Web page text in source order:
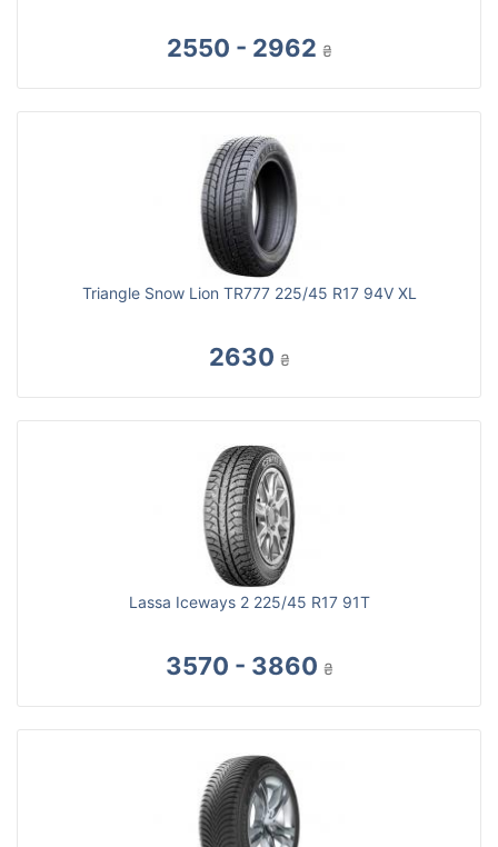
2550 - 2962 ₴
Triangle Snow Lion TR777 225/45 R17 94V XL
2630 ₴
Lassa Iceways 2 225/45 R17 91T
3570 - 3860 ₴